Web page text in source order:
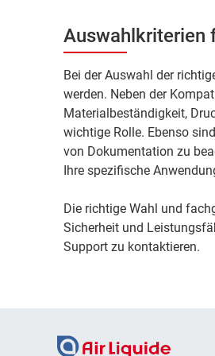
Auswahlkriterien
Bei der Auswahl der
werden. Neben der
Materialbeständigkeit,
wichtige Rolle. Ebenso
von Dokumentation zu
Ihre spezifische
Die richtige Wahl und
Sicherheit und
Support zu kontaktieren.